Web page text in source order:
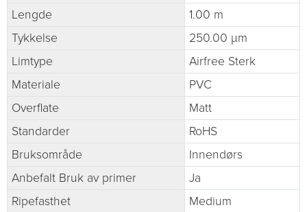
Lengde
1.00 m
Tykkelse
250.00 µm
Limtype
Airfree Sterk
Materiale
PVC
Overflate
Matt
Standarder
RoHS
Bruksområde
Innendørs
Anbefalt Bruk av primer
Ja
Ripefasthet
Medium